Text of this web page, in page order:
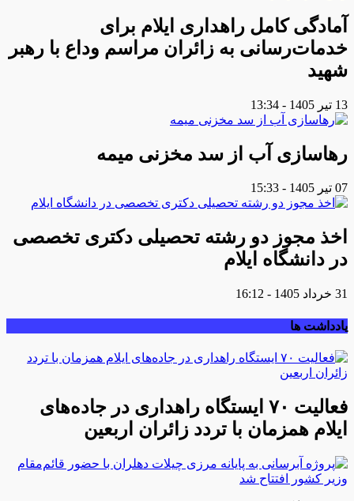
آمادگی کامل راهداری ایلام برای
خدمات‌رسانی به زائران مراسم وداع با رهبر
شهید
13 تیر 1405 - 13:34
رهاسازی آب از سد مخزنی میمه
07 تیر 1405 - 15:33
اخذ مجوز دو رشته تحصیلی دکتری تخصصی
در دانشگاه ایلام
31 خرداد 1405 - 16:12
یادداشت ها
فعالیت ۷۰ ایستگاه راهداری در جاده‌های
ایلام همزمان با تردد زائران اربعین